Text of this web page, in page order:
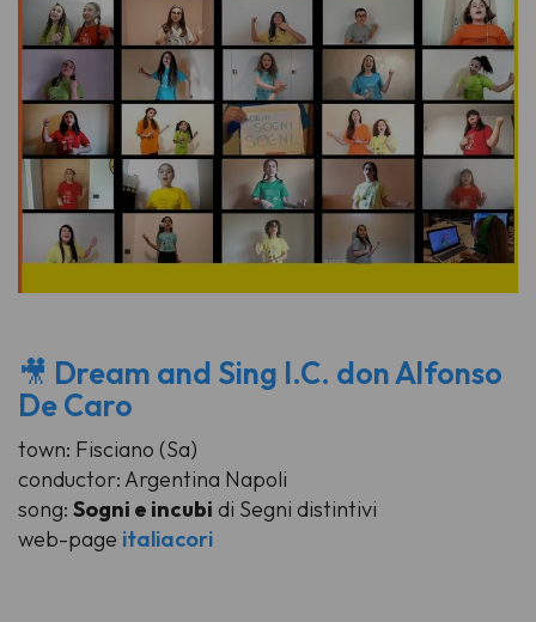
🎥 Dream and Sing I.C. don Alfonso
De Caro
town: Fisciano (Sa)
conductor: Argentina Napoli
song: Sogni e incubi di Segni distintivi
web-page italiacori